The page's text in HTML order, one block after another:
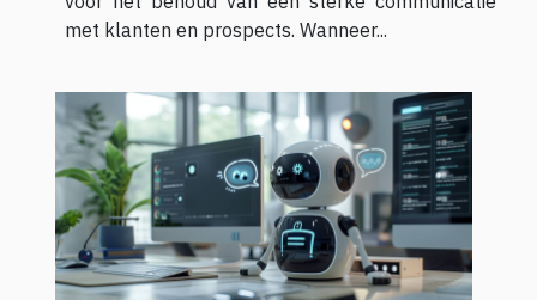
met klanten en prospects. Wanneer...